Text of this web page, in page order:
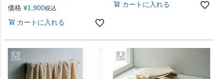
価格 ¥1,900税込
カートに入れる
カートに入れる